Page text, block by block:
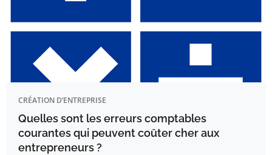
CRÉATION D’ENTREPRISE
Quelles sont les erreurs comptables
courantes qui peuvent coûter cher aux
entrepreneurs ?